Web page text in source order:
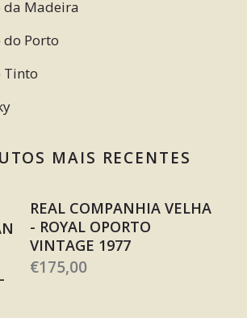
da Madeira
do Porto
Tinto
MAIS RECENTES
REAL COMPANHIA VELHA
- ROYAL OPORTO
VINTAGE 1977
€175,00